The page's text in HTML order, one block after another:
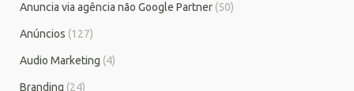
Anuncia via agência não Google Partner (50)
Anúncios (127)
Audio Marketing (4)
Branding (24)